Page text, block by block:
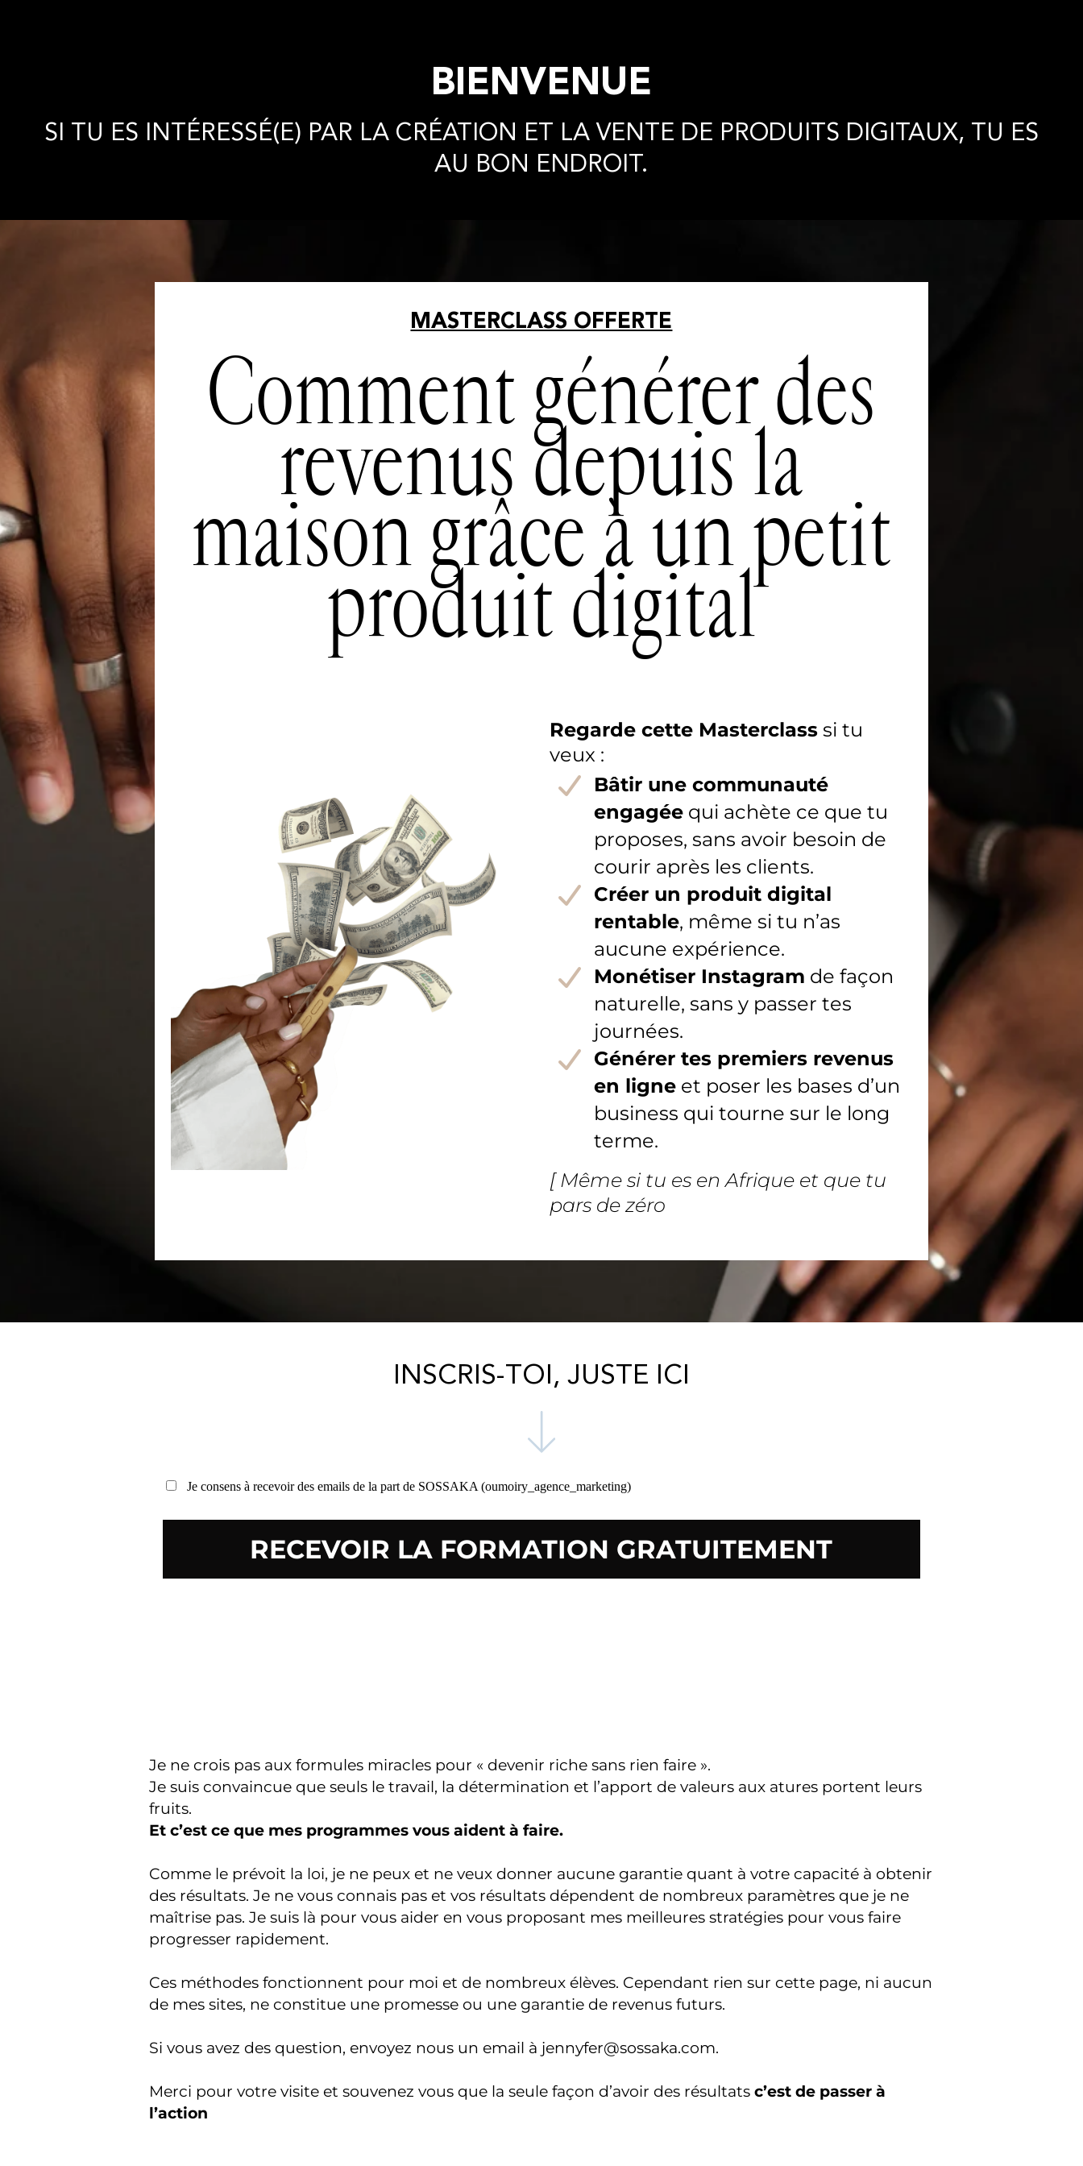
BIENVENUE
SI TU ES INTÉRESSÉ(E) PAR LA CRÉATION ET LA VENTE DE PRODUITS DIGITAUX, TU ES
AU BON ENDROIT.
MASTERCLASS OFFERTE
Comment générer des
revenus depuis la
maison grâce à un petit
produit digital
Regarde cette Masterclasssi tu
veux :
Bâtir une communauté
engagéequi achète ce que tu
proposes, sans avoir besoin de
courir après les clients.
Créer un produit digital
rentable, même si tu n’as
aucune expérience.
Monétiser Instagram de façon
naturelle, sans y passer tes
journées.
Générer tes premiers revenus
en ligneet poser les bases d’un
business qui tourne sur le long
terme.
[ Même si tu es en Afrique et que tu
pars de zéro
INSCRIS-TOI, JUSTE ICI
Je consens à recevoir des emails de la part de SOSSAKA (oumoiry_agence_marketing)
RECEVOIR LA FORMATION GRATUITEMENT
Je ne crois pas aux formules miracles pour « devenir riche sans rien faire ».
Je suis convaincue que seuls le travail, la détermination et l’apport de valeurs aux atures portent leurs
fruits.
Et c’est ce que mes programmes vous aident à faire.
Comme le prévoit la loi, je ne peux et ne veux donner aucune garantie quant à votre capacité à obtenir
des résultats. Je ne vous connais pas et vos résultats dépendent de nombreux paramètres que je ne
maîtrise pas. Je suis là pour vous aider en vous proposant mes meilleures stratégies pour vous faire
progresser rapidement.
Ces méthodes fonctionnent pour moi et de nombreux élèves. Cependant rien sur cette page, ni aucun
de mes sites, ne constitue une promesse ou une garantie de revenus futurs.
Si vous avez des question, envoyez nous un email à jennyfer@sossaka.com.
Merci pour votre visite et souvenez vous que la seule façon d’avoir des résultats c’est de passer à
l’action